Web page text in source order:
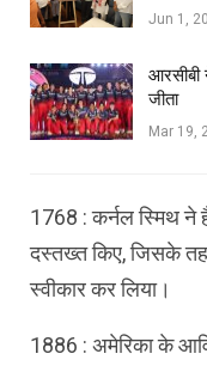
Jun 1,
आरसीबी
जीता
Mar 19,
1768 : कर्नल स्मिथ ने
दस्तख्त किए, जिसके
स्वीकार कर लिया।
1886 : अमेरिका के